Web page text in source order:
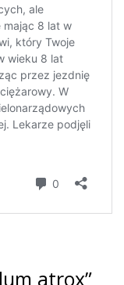
atrox”